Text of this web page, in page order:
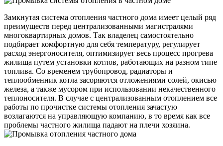
Замкнутая система отопления частного дома имеет целый ряд
преимуществ перед централизованными магистралями
многоквартирных домов. Так владелец самостоятельно
подбирает комфортную для себя температуру, регулирует
расход энергоносителя, оптимизирует весь процесс прогрева
жилища путем установки котлов, работающих на разном типе
топлива. Со временем трубопровод, радиаторы и
теплообменник котла засоряются отложениями солей, окисью
железа, а также мусором при использовании некачественного
теплоносителя. В случае с централизованным отоплением все
работы по прочистке системы отопления зачастую
возлагаются на управляющую компанию, в то время как все
проблемы частного жилища падают на плечи хозяина.